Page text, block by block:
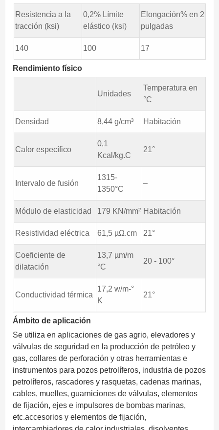
Resistencia a la
tracción (ksi)
0,2% Límite
elástico (ksi)
Elongación% en 2
pulgadas
140 100 17
Rendimiento físico
Unidades
Temperatura en
°C
Densidad 8,44 g/cm³ Habitación
Calor específico
0,1
Kcal/kg.C
21°
Intervalo de fusión
1315-
1350°C
–
Módulo de elasticidad 179 KN/mm² Habitación
Resistividad eléctrica 61,5 µΩ.cm 21°
Coeficiente de
dilatación
13,7 µm/m
°C
20 - 100°
Conductividad térmica
17,2 w/m-°
K
21°
Ámbito de aplicación
Se utiliza en aplicaciones de gas agrio, elevadores y
válvulas de seguridad en la producción de petróleo y
gas, collares de perforación y otras herramientas e
instrumentos para pozos petrolíferos, industria de pozos
petrolíferos, rascadores y rasquetas, cadenas marinas,
cables, muelles, guarniciones de válvulas, elementos
de fijación, ejes e impulsores de bombas marinas,
etc.accesorios y elementos de fijación,